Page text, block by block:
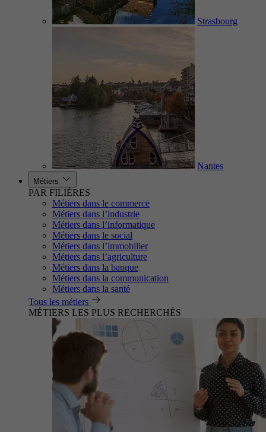
Strasbourg
Nantes
Métiers
PAR FILIÈRES
Métiers dans le commerce
Métiers dans l’industrie
Métiers dans l’informatique
Métiers dans le social
Métiers dans l’immobilier
Métiers dans l’agriculture
Métiers dans la banque
Métiers dans la communication
Métiers dans la santé
Tous les métiers
MÉTIERS LES PLUS RECHERCHÉS